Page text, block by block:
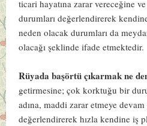
ticari hayatına zarar vereceğine
durumları değerlendirerek
neden olacak durumları da
olacağı şeklinde ifade etmektedir.
Rüyada başörtü çıkarmak ne
getirmesine; çok korktuğu bir
adına, maddi zarar etmeye
değerlendirerek hızla kendine iş